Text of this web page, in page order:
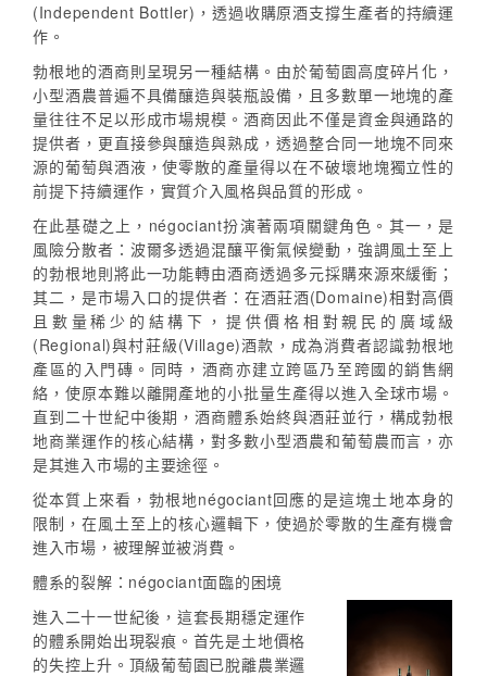
(Independent Bottler)，透過收購原酒支撐生產者的持續運
作。
勃根地的酒商則呈現另一種結構。由於葡萄園高度碎片化，
小型酒農普遍不具備釀造與裝瓶設備，且多數單一地塊的產
量往往不足以形成市場規模。酒商因此不僅是資金與通路的
提供者，更直接參與釀造與熟成，透過整合同一地塊不同來
源的葡萄與酒液，使零散的產量得以在不破壞地塊獨立性的
前提下持續運作，實質介入風格與品質的形成。
在此基礎之上，négociant扮演著兩項關鍵角色。其一，是
風險分散者：波爾多透過混釀平衡氣候變動，強調風土至上
的勃根地則將此一功能轉由酒商透過多元採購來源來緩衝；
其二，是市場入口的提供者：在酒莊酒(Domaine)相對高價
且數量稀少的結構下，提供價格相對親民的廣域級
(Regional)與村莊級(Village)酒款，成為消費者認識勃根地
產區的入門磚。同時，酒商亦建立跨區乃至跨國的銷售網
絡，使原本難以離開產地的小批量生產得以進入全球市場。
直到二十世紀中後期，酒商體系始終與酒莊並行，構成勃根
地商業運作的核心結構，對多數小型酒農和葡萄農而言，亦
是其進入市場的主要途徑。
從本質上來看，勃根地négociant回應的是這塊土地本身的
限制，在風土至上的核心邏輯下，使過於零散的生產有機會
進入市場，被理解並被消費。
體系的裂解：négociant面臨的困境
進入二十一世紀後，這套長期穩定運作
的體系開始出現裂痕。首先是土地價格
的失控上升。頂級葡萄園已脫離農業邏